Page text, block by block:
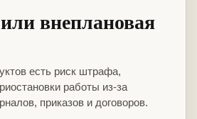
внеплановая
есть риск штрафа,
работы из-за
приказов и договоров.